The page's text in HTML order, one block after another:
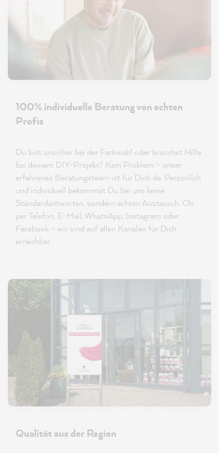
100% individuelle Beratung von echten
Profis
Du bist unsicher bei der Farbwahl oder brauchst Hilfe
bei deinem DIY-Projekt? Kein Problem – unser
erfahrenes Beratungsteam ist für Dich da. Persönlich
und individuell bekommst Du bei uns keine
Standardantworten, sondern echten Austausch. Ob
per Telefon, E-Mail, WhatsApp, Instagram oder
Facebook – wir sind auf allen Kanälen für Dich
erreichbar.
Qualität aus der Region